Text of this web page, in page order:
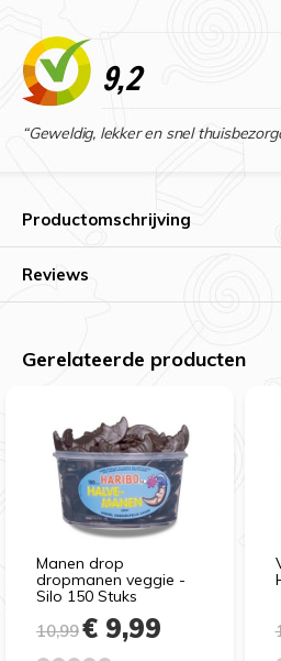
9,2
“Geweldig, lekker en snel
Productomschrijving
Reviews
Gerelateerde producten
Manen drop
dropmanen veggie -
Silo 150 Stuks
10,99€ 9,99